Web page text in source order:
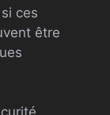
ces
être